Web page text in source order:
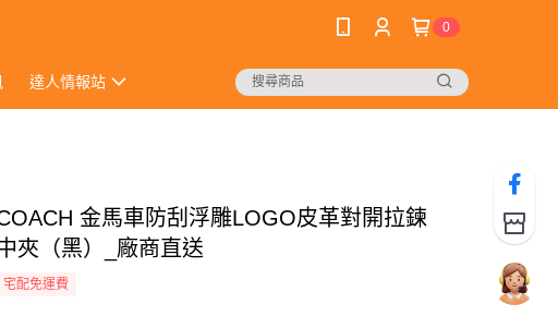
0
達人情報站
金馬車防刮浮雕LOGO皮革對開拉鍊
夾（黑）_廠商直送
宅配免運費